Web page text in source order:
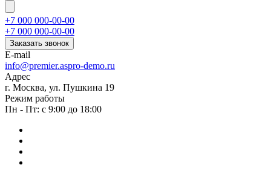
+7 000 000-00-00
+7 000 000-00-00
Заказать звонок
E-mail
info@premier.aspro-demo.ru
Адрес
г. Москва, ул. Пушкина 19
Режим работы
Пн - Пт: с 9:00 до 18:00